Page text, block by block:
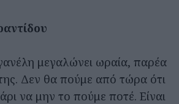
μεγαλώνει ωραία, παρέα
Δεν θα πούμε από τώρα ότι
να μην το πούμε ποτέ. Είναι